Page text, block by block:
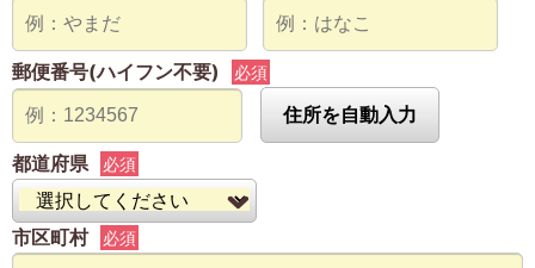
郵便番号(ハイフン不要) 必須
住所を自動入力
都道府県 必須
市区町村 必須